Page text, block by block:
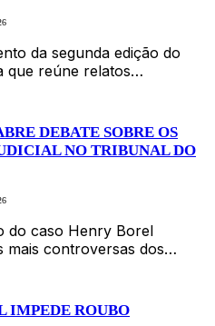
da segunda edição do
que reúne relatos…
DEBATE SOBRE OS
NO TRIBUNAL DO
do caso Henry Borel
mais controversas dos…
IMPEDE ROUBO